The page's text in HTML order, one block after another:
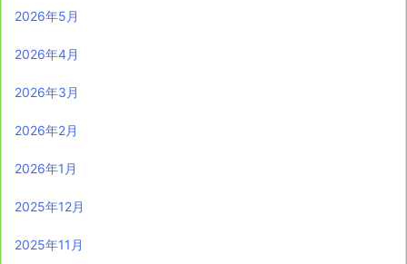
2026年5月
2026年4月
2026年3月
2026年2月
2026年1月
2025年12月
2025年11月